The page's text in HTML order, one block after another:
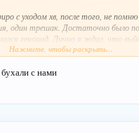
с уходом хв, после того, не
один трешак. Достаточно было
геноцид. Лично я ждал, что
от них норм отыграша, увы.
Нажмите, чтобы раскрыть...
с нами